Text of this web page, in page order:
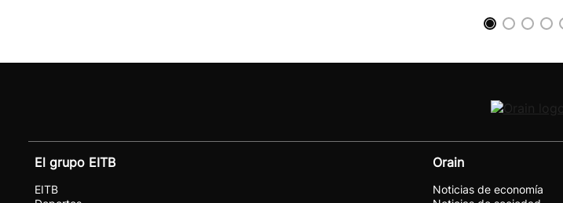
El grupo EITB
EITB
Orain
Noticias de economía